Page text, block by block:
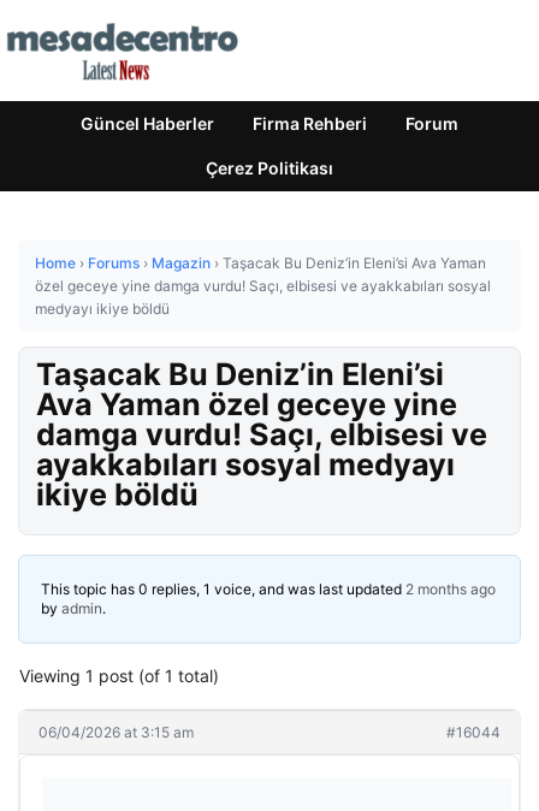
Güncel Haberler Firma Rehberi Forum
Çerez Politikası
Home › Forums › Magazin › Taşacak Bu Deniz’in Eleni’si Ava Yaman
özel geceye yine damga vurdu! Saçı, elbisesi ve ayakkabıları sosyal
medyayı ikiye böldü
Taşacak Bu Deniz’in Eleni’si
Ava Yaman özel geceye yine
damga vurdu! Saçı, elbisesi ve
ayakkabıları sosyal medyayı
ikiye böldü
This topic has 0 replies, 1 voice, and was last updated 2 months ago
by admin.
Viewing 1 post (of 1 total)
06/04/2026 at 3:15 am #16044